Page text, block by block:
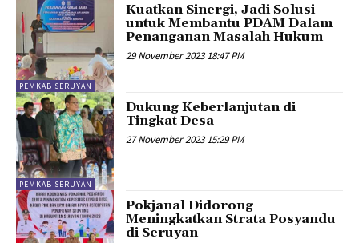
PEMKAB SERUYAN
Kuatkan Sinergi, Jadi Solusi
untuk Membantu PDAM Dalam
Penanganan Masalah Hukum
29 November 2023 18:47 PM
PEMKAB SERUYAN
Dukung Keberlanjutan di
Tingkat Desa
27 November 2023 15:29 PM
Pokjanal Didorong
Meningkatkan Strata Posyandu
di Seruyan